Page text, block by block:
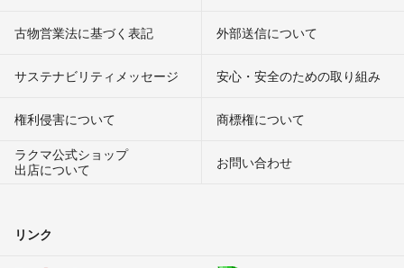
古物営業法に基づく表記 外部送信について
サステナビリティメッセージ 安心・安全のための取り組み
権利侵害について
商標権について
ラクマ公式ショップ
出店について
お問い合わせ
リンク